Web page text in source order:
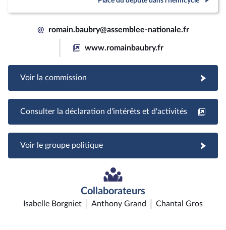
@ romain.baubry@assemblee-nationale.fr
www.romainbaubry.fr
Voir la commission
Consulter la déclaration d'intérêts et d'activités
Voir le groupe politique
Collaborateurs
Isabelle Borgniet Anthony Grand Chantal Gros